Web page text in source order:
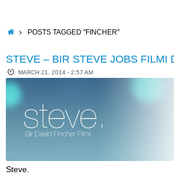
contentHOMEPOSTS TAGGED "FINCHER"
STEVE – BIR STEVE JOBS FILMI
MARCH 21, 2014 - 2:57 AM
Steve.